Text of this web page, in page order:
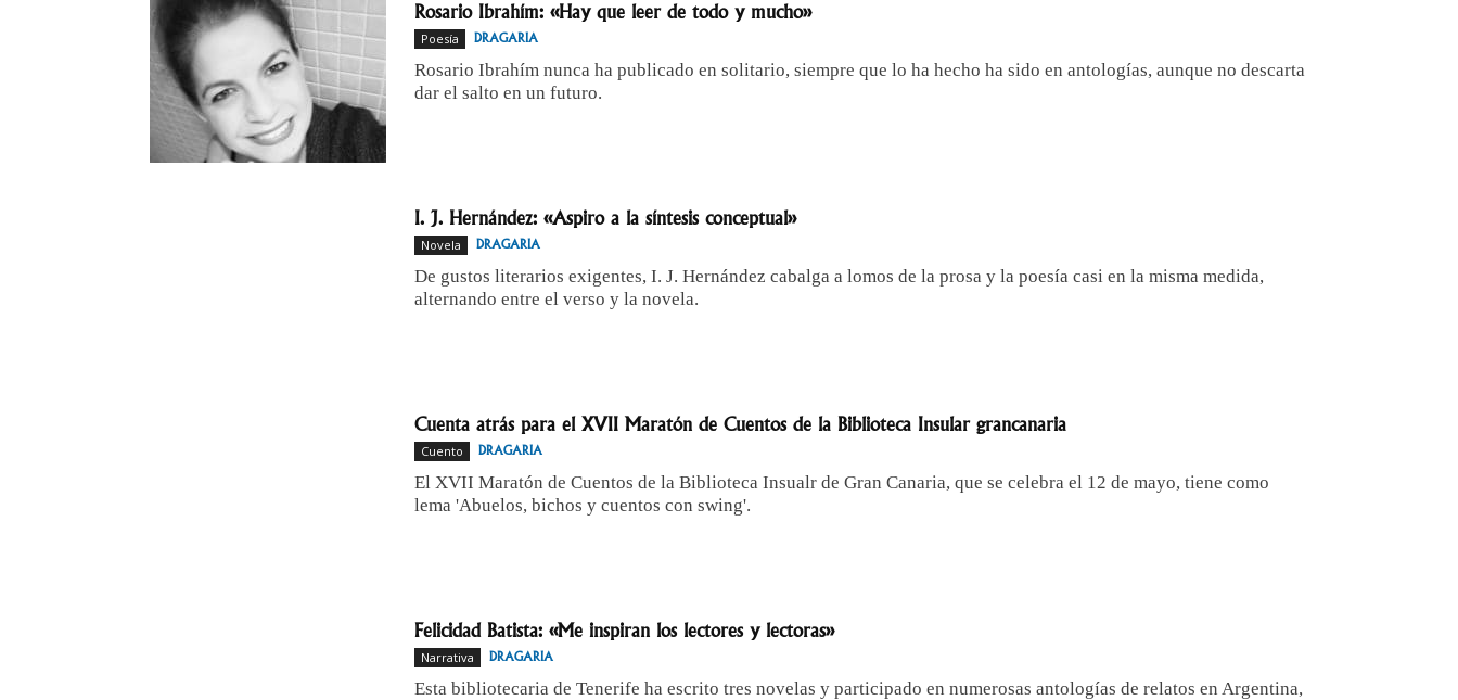
Rosario Ibrahím: «Hay que leer de todo y mucho»
Poesía DRAGARIA
Rosario Ibrahím nunca ha publicado en solitario, siempre que lo ha hecho ha sido en antologías, aunque no descarta
dar el salto en un futuro.
I. J. Hernández: «Aspiro a la síntesis conceptual»
Novela DRAGARIA
De gustos literarios exigentes, I. J. Hernández cabalga a lomos de la prosa y la poesía casi en la misma medida,
alternando entre el verso y la novela.
Cuenta atrás para el XVII Maratón de Cuentos de la Biblioteca Insular grancanaria
Cuento DRAGARIA
El XVII Maratón de Cuentos de la Biblioteca Insualr de Gran Canaria, que se celebra el 12 de mayo, tiene como
lema 'Abuelos, bichos y cuentos con swing'.
Felicidad Batista: «Me inspiran los lectores y lectoras»
Narrativa DRAGARIA
Esta bibliotecaria de Tenerife ha escrito tres novelas y participado en numerosas antologías de relatos en Argentina,